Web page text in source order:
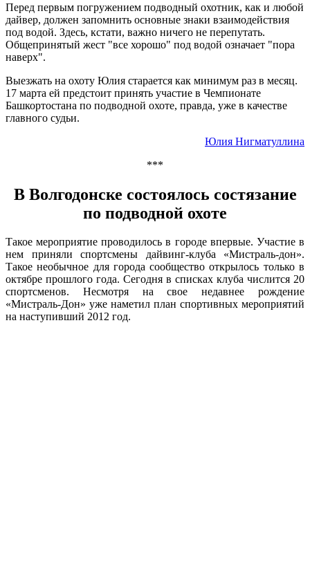
Перед первым погружением подводный охотник, как и любой
дайвер, должен запомнить основные знаки взаимодействия
под водой. Здесь, кстати, важно ничего не перепутать.
Общепринятый жест "все хорошо" под водой означает "пора
наверх".
Выезжать на охоту Юлия старается как минимум раз в месяц.
17 марта ей предстоит принять участие в Чемпионате
Башкортостана по подводной охоте, правда, уже в качестве
главного судьи.
Юлия Нигматуллина
***
В Волгодонске состоялось состязание
по подводной охоте
Такое мероприятие проводилось в городе впервые. Участие в
нем приняли спортсмены дайвинг-клуба «Мистраль-дон».
Такое необычное для города сообщество открылось только в
октябре прошлого года. Сегодня в списках клуба числится 20
спортсменов. Несмотря на свое недавнее рождение
«Мистраль-Дон» уже наметил план спортивных мероприятий
на наступивший 2012 год.